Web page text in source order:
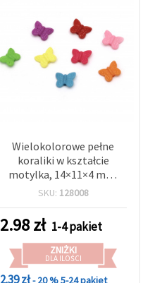
Wielokolorowe pełne
koraliki w kształcie
motylka, 14×11×4 mm,
otwór: 2 mm, MIX – 20 g
SKU: 128008
2.98zł 1-4 pakiet
ZNIŻKI
DLA ILOŚCI
2.39 zł- 20 %5-24 pakiet